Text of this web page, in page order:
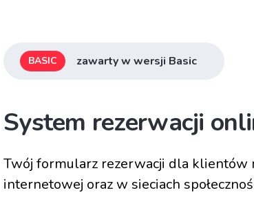
BASIC zawarty w wersji Basic
System rezerwacji
Twój formularz rezerwacji dla klientów
internetowej oraz w sieciach